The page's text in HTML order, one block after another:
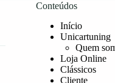
Conteúdos
Início
Unicartuning
Quem
Loja Online
Clássicos
Cliente